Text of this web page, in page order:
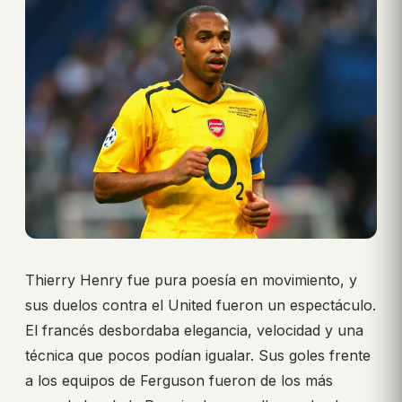
Thierry Henry fue pura poesía en movimiento, y
sus duelos contra el United fueron un espectáculo.
El francés desbordaba elegancia, velocidad y una
técnica que pocos podían igualar. Sus goles frente
a los equipos de Ferguson fueron de los más